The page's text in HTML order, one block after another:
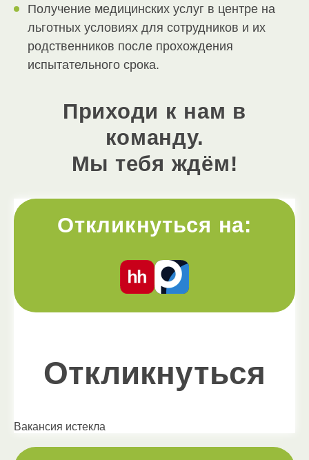
Получение медицинских услуг в центре на
льготных условиях для сотрудников и их
родственников после прохождения
испытательного срока.
Приходи к нам в
команду.
Мы тебя ждём!
Откликнуться на:
Откликнуться
Вакансия истекла